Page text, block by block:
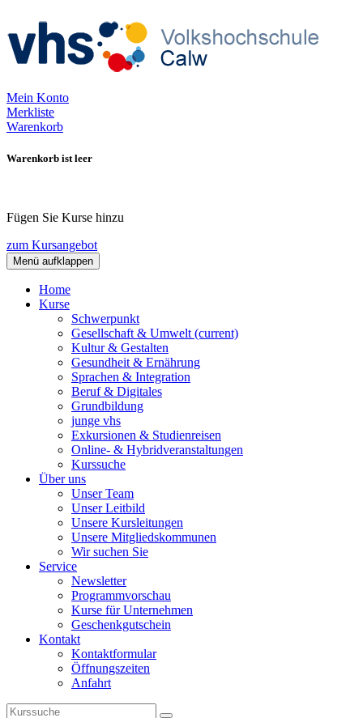
Mein Konto
Merkliste
Warenkorb
Warenkorb ist leer
Fügen Sie Kurse hinzu
zum Kursangebot
Menü aufklappen
Home
Kurse
Schwerpunkt
Gesellschaft & Umwelt (current)
Kultur & Gestalten
Gesundheit & Ernährung
Sprachen & Integration
Beruf & Digitales
Grundbildung
junge vhs
Exkursionen & Studienreisen
Online- & Hybridveranstaltungen
Kurssuche
Über uns
Unser Team
Unser Leitbild
Unsere Kursleitungen
Unsere Mitgliedskommunen
Wir suchen Sie
Service
Newsletter
Programmvorschau
Kurse für Unternehmen
Geschenkgutschein
Kontakt
Kontaktformular
Öffnungszeiten
Anfahrt